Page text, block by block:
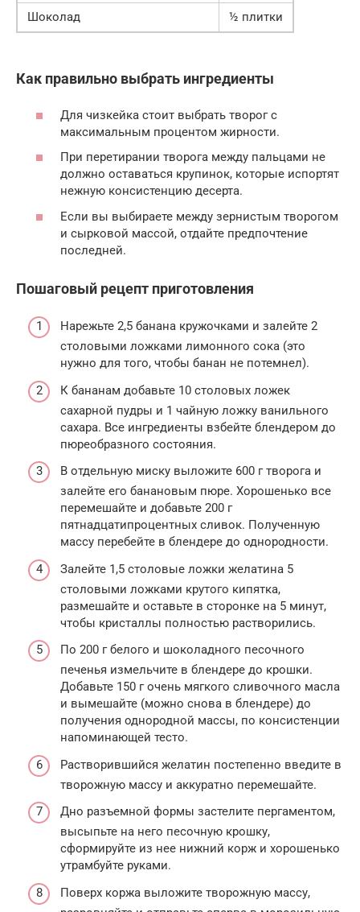
Шоколад
½ плитки
Как правильно выбрать ингредиенты
Для чизкейка стоит выбрать творог с
максимальным процентом жирности.
При перетирании творога между пальцами не
должно оставаться крупинок, которые испортят
нежную консистенцию десерта.
Если вы выбираете между зернистым творогом
и сырковой массой, отдайте предпочтение
последней.
Пошаговый рецепт приготовления
Нарежьте 2,5 банана кружочками и залейте 2
столовыми ложками лимонного сока (это
нужно для того, чтобы банан не потемнел).
К бананам добавьте 10 столовых ложек
сахарной пудры и 1 чайную ложку ванильного
сахара. Все ингредиенты взбейте блендером до
пюреобразного состояния.
В отдельную миску выложите 600 г творога и
залейте его банановым пюре. Хорошенько все
перемешайте и добавьте 200 г
пятнадцатипроцентных сливок. Полученную
массу перебейте в блендере до однородности.
Залейте 1,5 столовые ложки желатина 5
столовыми ложками крутого кипятка,
размешайте и оставьте в сторонке на 5 минут,
чтобы кристаллы полностью растворились.
По 200 г белого и шоколадного песочного
печенья измельчите в блендере до крошки.
Добавьте 150 г очень мягкого сливочного масла
и вымешайте (можно снова в блендере) до
получения однородной массы, по консистенции
напоминающей тесто.
Растворившийся желатин постепенно введите в
творожную массу и аккуратно перемешайте.
Дно разъемной формы застелите пергаментом,
высыпьте на него песочную крошку,
сформируйте из нее нижний корж и хорошенько
утрамбуйте руками.
Поверх коржа выложите творожную массу,